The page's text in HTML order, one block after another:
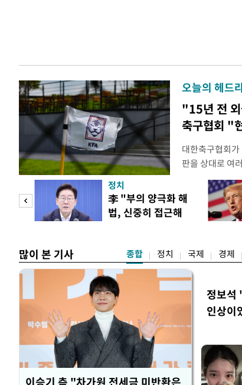
오늘의 헤드
"15년 전 외
축구협회 "
대한축구협회
판을 상대로 여
구계에 따르면
년 국제심판 10
축구협회는 외
수십만원에서
정치
李 "부의 양극화 해
법, 신중히 접근해
많이 본 기사 종합 정치 국제 경제
이승기 측 "차가원 전세금 미반환은
정보석
인상